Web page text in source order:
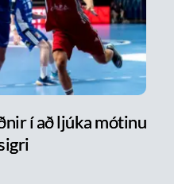
í að ljúka mótinu